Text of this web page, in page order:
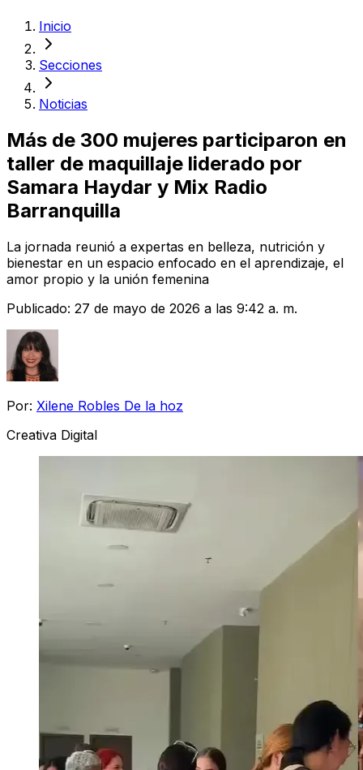
Inicio
Secciones
Noticias
Más de 300 mujeres participaron en
taller de maquillaje liderado por
Samara Haydar y Mix Radio
Barranquilla
La jornada reunió a expertas en belleza, nutrición y
bienestar en un espacio enfocado en el aprendizaje, el
amor propio y la unión femenina
Publicado: 27 de mayo de 2026 a las 9:42 a. m.
Por: Xilene Robles De la hoz
Creativa Digital